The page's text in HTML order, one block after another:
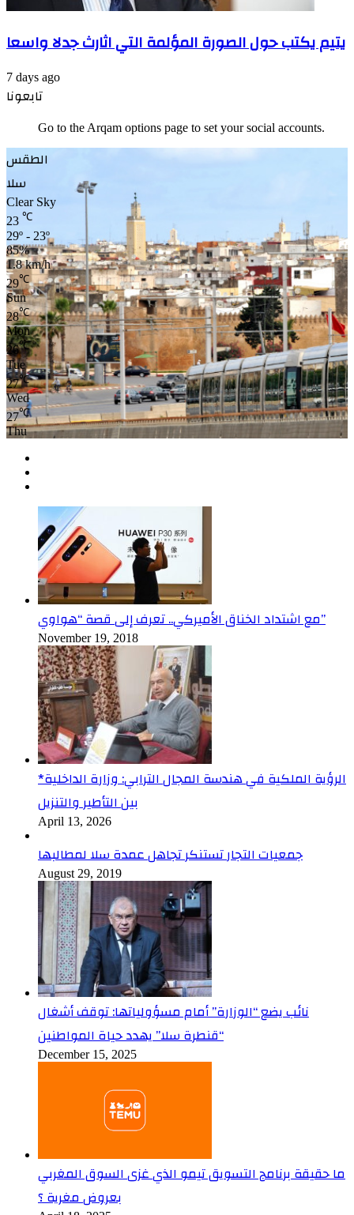
يتيم يكتب حول الصورة المؤلمة التي اثارث جدلا واسعا
7 days ago
تابعونا
Go to the Arqam options page to set your social accounts.
الطقس
سلا
Clear Sky
23 ℃
29º - 23º
85%
1.8 km/h
29℃
Sun
28℃
Mon
26℃
Tue
27℃
Wed
27℃
Thu
مع اشتداد الخناق الأميركي.. تعرف إلى قصة “هواوي”
November 19, 2018
*الرؤية الملكية في هندسة المجال الترابي: وزارة الداخلية
بين التأطير والتنزيل
April 13, 2026
جمعيات التجار تستنكر تجاهل عمدة سلا لمطالبها
August 29, 2019
نائب يضع “الوزارة” أمام مسؤولياتها: توقف أشغال
“قنطرة سلا” يهدد حياة المواطنين
December 15, 2025
ما حقيقة برنامج التسويق تيمو الذي غزى السوق المغربي
بعروض مغرية ؟